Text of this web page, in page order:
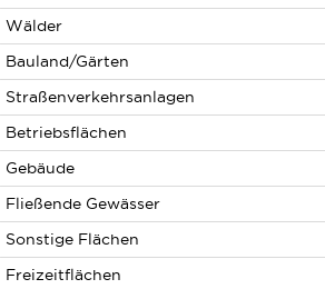
Wälder
Bauland/Gärten
Straßenverkehrsanlagen
Betriebsflächen
Gebäude
Fließende Gewässer
Sonstige Flächen
Freizeitflächen